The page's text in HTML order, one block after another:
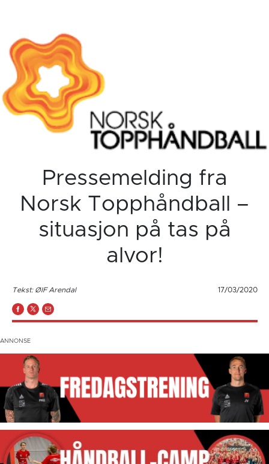
Pressemelding fra
Norsk Topphåndball –
situasjon på tas på
alvor!
Tekst: ØIF Arendal 17/03/2020